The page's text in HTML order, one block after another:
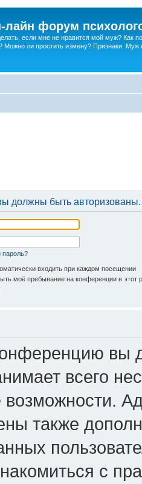
лайн форум
если мне не нравится мой муж? Как
Можно ли простить измену? Признаки. Муж
должны быть авторизованы.
пароль?
входить при каждом посещении
моё пребывание на конференции в этот
вы
всего
также
с